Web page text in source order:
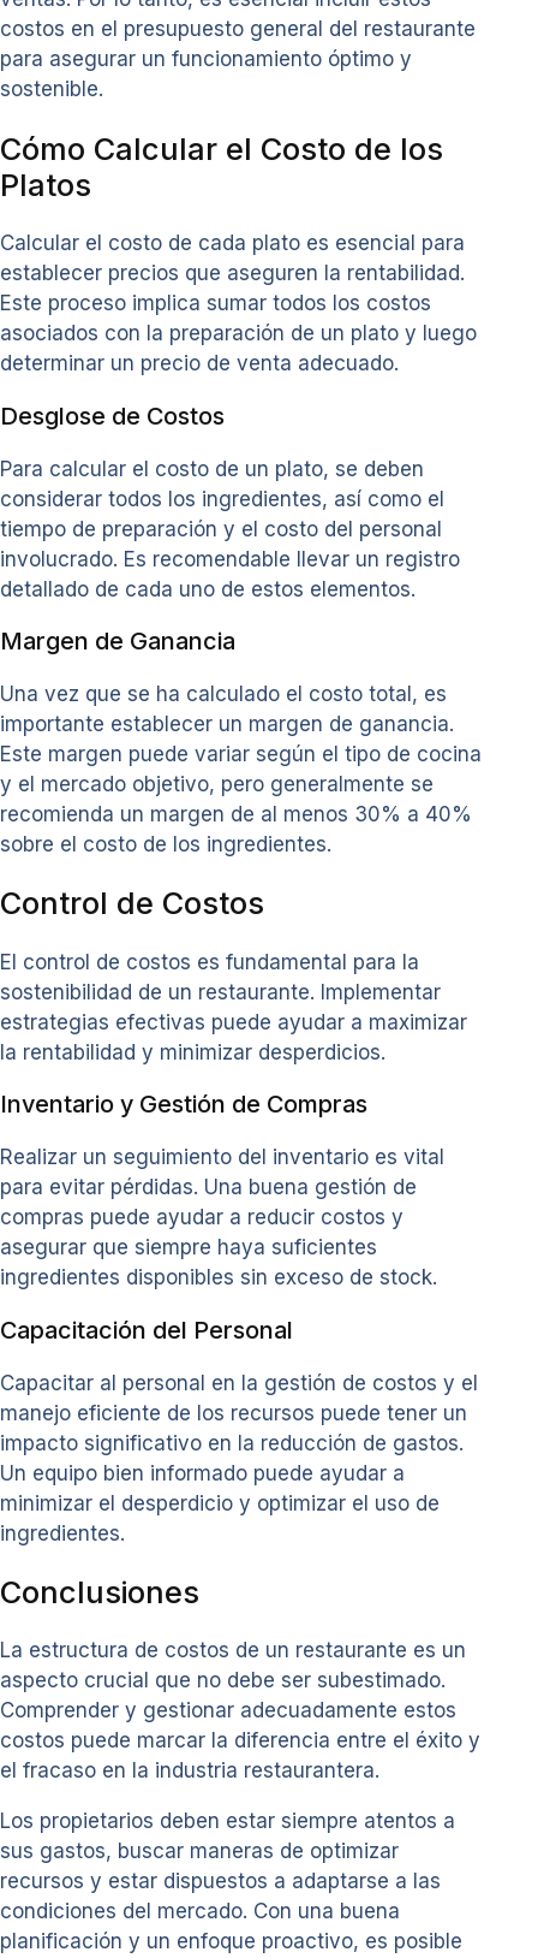
costos en el presupuesto general del restaurante
para asegurar un funcionamiento óptimo y
sostenible.
Cómo Calcular el Costo de los
Platos
Calcular el costo de cada plato es esencial para
establecer precios que aseguren la rentabilidad.
Este proceso implica sumar todos los costos
asociados con la preparación de un plato y luego
determinar un precio de venta adecuado.
Desglose de Costos
Para calcular el costo de un plato, se deben
considerar todos los ingredientes, así como el
tiempo de preparación y el costo del personal
involucrado. Es recomendable llevar un registro
detallado de cada uno de estos elementos.
Margen de Ganancia
Una vez que se ha calculado el costo total, es
importante establecer un margen de ganancia.
Este margen puede variar según el tipo de cocina
y el mercado objetivo, pero generalmente se
recomienda un margen de al menos 30% a 40%
sobre el costo de los ingredientes.
Control de Costos
El control de costos es fundamental para la
sostenibilidad de un restaurante. Implementar
estrategias efectivas puede ayudar a maximizar
la rentabilidad y minimizar desperdicios.
Inventario y Gestión de Compras
Realizar un seguimiento del inventario es vital
para evitar pérdidas. Una buena gestión de
compras puede ayudar a reducir costos y
asegurar que siempre haya suficientes
ingredientes disponibles sin exceso de stock.
Capacitación del Personal
Capacitar al personal en la gestión de costos y el
manejo eficiente de los recursos puede tener un
impacto significativo en la reducción de gastos.
Un equipo bien informado puede ayudar a
minimizar el desperdicio y optimizar el uso de
ingredientes.
Conclusiones
La estructura de costos de un restaurante es un
aspecto crucial que no debe ser subestimado.
Comprender y gestionar adecuadamente estos
costos puede marcar la diferencia entre el éxito y
el fracaso en la industria restaurantera.
Los propietarios deben estar siempre atentos a
sus gastos, buscar maneras de optimizar
recursos y estar dispuestos a adaptarse a las
condiciones del mercado. Con una buena
planificación y un enfoque proactivo, es posible